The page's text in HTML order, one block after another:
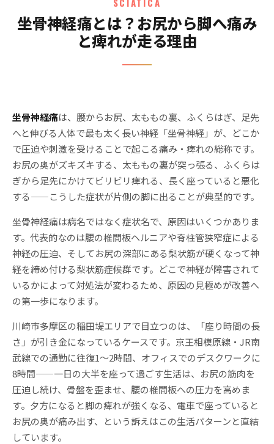
坐骨神経痛とは？お尻から脚へ痛み
と痺れが走る理由
坐骨神経痛は、腰からお尻、太ももの裏、ふくらはぎ、足先
へと伸びる人体で最も太く長い神経「坐骨神経」が、どこか
で圧迫や刺激を受けることで起こる痛み・痺れの総称です。
お尻の奥がズキズキする、太ももの裏が突っ張る、ふくらは
ぎから足先にかけてビリビリ痺れる、長く座っていると悪化
する——こうした症状が片側の脚に出ることが典型的です。
坐骨神経痛は病名ではなく症状名で、原因はいくつかありま
す。代表的なのは腰の椎間板ヘルニアや脊柱管狭窄症による
神経の圧迫、そしてお尻の深部にある梨状筋が硬くなって神
経を締め付ける梨状筋症候群です。どこで神経が障害されて
いるかによって対処法が変わるため、原因の見極めが改善へ
の第一歩になります。
川崎市多摩区の稲田堤エリアで目立つのは、「座り時間の長
さ」が引き金になっているケースです。京王相模原線・JR南
武線での通勤に往復1〜2時間、オフィスでのデスクワークに
8時間——一日の大半を座って過ごす生活は、お尻の筋肉を
圧迫し続け、骨盤を歪ませ、腰の椎間板への圧力を高めま
す。夕方になると脚の痺れが強くなる、電車で座っていると
お尻の奥が痛み出す、という訴えはこの生活パターンと直結
しています。